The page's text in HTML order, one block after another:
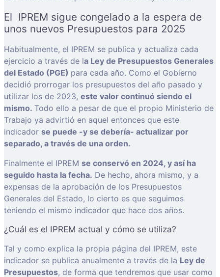
El IPREM sigue congelado a la espera de
unos nuevos Presupuestos para 2025
Habitualmente, el IPREM se publica y actualiza cada
ejercicio a través de la Ley de Presupuestos Generales
del Estado (PGE) para cada año. Como el Gobierno
decidió prorrogar los presupuestos del año pasado y
utilizar los de 2023, este valor continuó siendo el
mismo. Todo ello a pesar de que el propio Ministerio de
Trabajo ya advirtió en aquel entonces que este
indicador se puede -y se debería- actualizar por
separado, a través de una orden.
Finalmente el IPREM se conservó en 2024, y así ha
seguido hasta la fecha. De hecho, ahora mismo, y a
expensas de la aprobación de los Presupuestos
Generales del Estado, lo cierto es que seguimos
teniendo el mismo indicador que hace dos años.
¿Cuál es el IPREM actual y cómo se utiliza?
Tal y como explica la propia página del IPREM, este
indicador se publica anualmente a través de la Ley de
Presupuestos, de forma que tendremos que usar como